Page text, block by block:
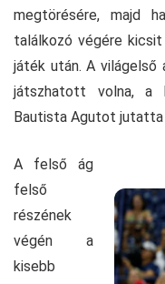
megtörésére, majd
találkozó végére
játék után. A világelső
játszhatott volna, a
Bautista Agutot
A felső ág
felső
részének
végén a
kisebb